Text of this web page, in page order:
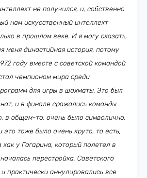
не получился, и, собственно
нам искусственный интеллект
в прошлом веке. И я могу сказать,
меня династийная история, потому
году вместе с советской командой
чемпионом мира среди
для игры в шахматы. Это был
и в финале сражались команды
в общем-то, очень было символично.
тоже было очень круто, то есть,
у Гагарина, который полетел в
перестройка, Советского
практически аннулировались все